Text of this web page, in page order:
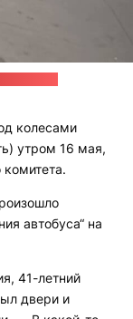
колесами
утром 16 мая,
автобуса“ на
41-летний
двери и